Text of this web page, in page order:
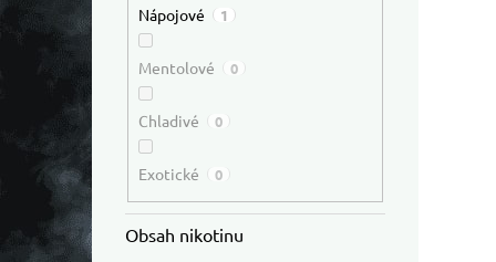
Obsah nikotinu
Nápojové 1
Mentolové 0
Chladivé 0
Exotické 0